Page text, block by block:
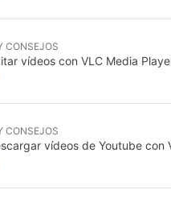
CONSEJOS
vídeos con VLC Media
CONSEJOS
vídeos de Youtube con